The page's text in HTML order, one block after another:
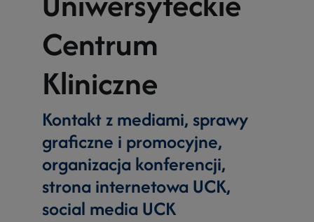
Centrum
Kliniczne
Kontakt z mediami, sprawy
graficzne i promocyjne,
organizacja konferencji,
strona internetowa UCK,
social media UCK